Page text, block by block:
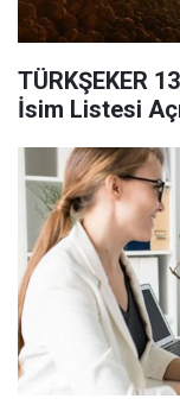
TÜRKŞEKER
İsim Listesi